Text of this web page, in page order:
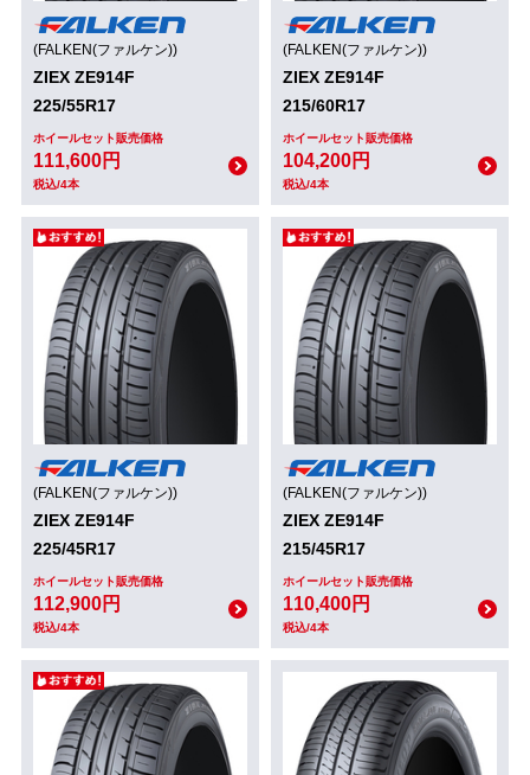
(FALKEN(ファルケン))
ZIEX ZE914F
225/55R17
ホイールセット販売価格
111,600円
税込/4本
(FALKEN(ファルケン))
ZIEX ZE914F
215/60R17
ホイールセット販売価格
104,200円
税込/4本
(FALKEN(ファルケン))
ZIEX ZE914F
225/45R17
ホイールセット販売価格
112,900円
税込/4本
(FALKEN(ファルケン))
ZIEX ZE914F
215/45R17
ホイールセット販売価格
110,400円
税込/4本